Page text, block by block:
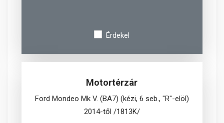
Érdekel
Motortérzár
Ford Mondeo Mk V. (BA7) (kézi, 6 seb., "R"-elöl)
2014-től /1813K/